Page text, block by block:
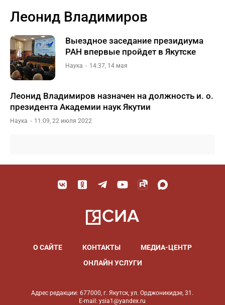
Леонид Владимиров
Выездное заседание президиума
РАН впервые пройдет в Якутске
Наука 14:37, 14 мая
Леонид Владимиров назначен на должность и. о.
президента Академии наук Якутии
Наука 11:09, 22 июля 2022
О САЙТЕ КОНТАКТЫ
МЕДИА-ЦЕНТР
ОНЛАЙН УСЛУГИ
Адрес редакции: 677000, г. Якутск, ул. Орджоникидзе, 31.
E-mail: ysia1@yandex.ru